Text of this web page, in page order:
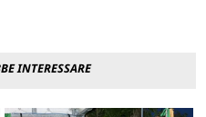
INTERESSARE